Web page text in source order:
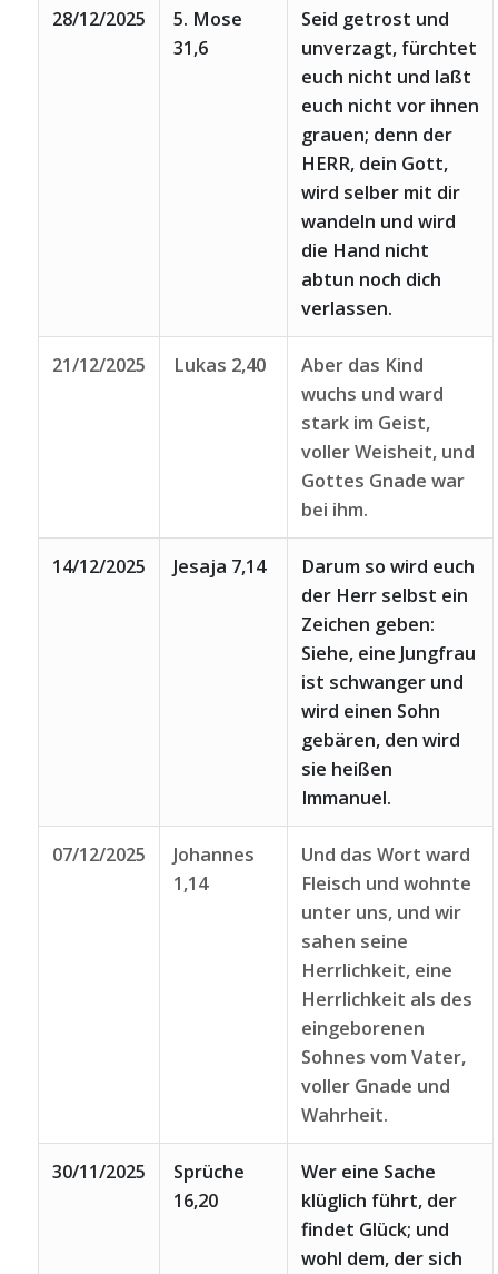
28/12/2025
5. Mose
31,6
Seid getrost und
unverzagt, fürchtet
euch nicht und laßt
euch nicht vor ihnen
grauen; denn der
HERR, dein Gott,
wird selber mit dir
wandeln und wird
die Hand nicht
abtun noch dich
verlassen.
21/12/2025 Lukas 2,40
Aber das Kind
wuchs und ward
stark im Geist,
voller Weisheit, und
Gottes Gnade war
bei ihm.
14/12/2025 Jesaja 7,14
Darum so wird euch
der Herr selbst ein
Zeichen geben:
Siehe, eine Jungfrau
ist schwanger und
wird einen Sohn
gebären, den wird
sie heißen
Immanuel.
07/12/2025
Johannes
1,14
Und das Wort ward
Fleisch und wohnte
unter uns, und wir
sahen seine
Herrlichkeit, eine
Herrlichkeit als des
eingeborenen
Sohnes vom Vater,
voller Gnade und
Wahrheit.
30/11/2025
Sprüche
16,20
Wer eine Sache
klüglich führt, der
findet Glück; und
wohl dem, der sich